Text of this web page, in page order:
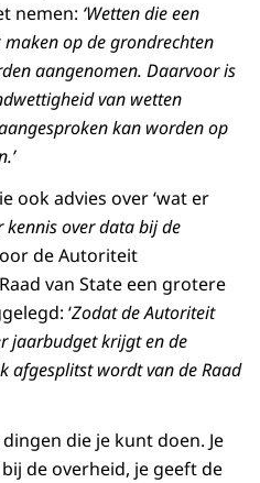
nemen: ‘Wetten die een
op de grondrechten
aangenomen. Daarvoor is
van wetten
kan worden op
ook advies over ‘wat er
kennis over data bij de
de Autoriteit
van State een grotere
‘Zodat de Autoriteit
jaarbudget krijgt en de
afgesplitst wordt van de Raad
die je kunt doen. Je
de overheid, je geeft de